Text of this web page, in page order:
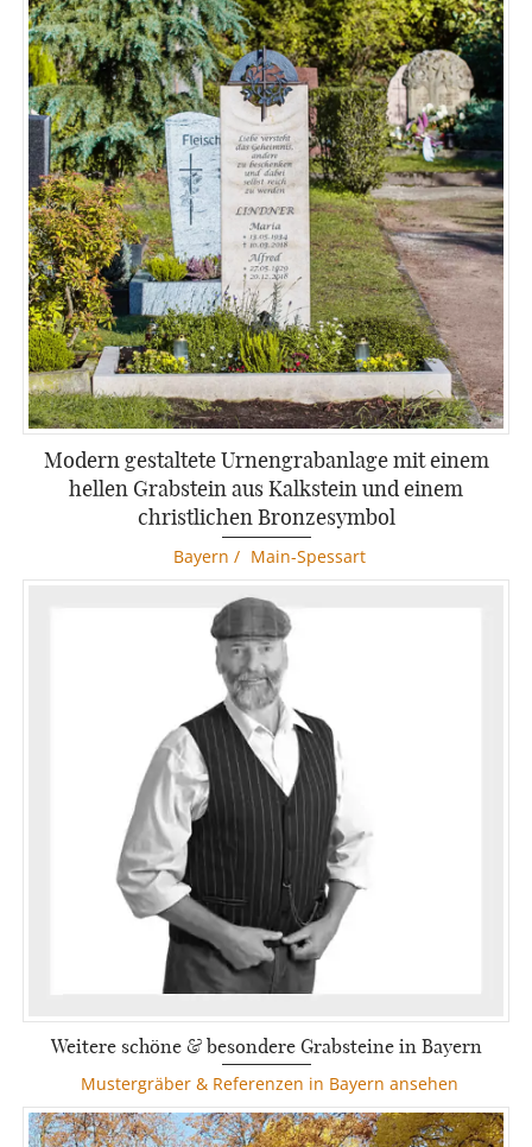
Modern gestaltete Urnengrabanlage mit einem
hellen Grabstein aus Kalkstein und einem
christlichen Bronzesymbol
Bayern / Main-Spessart
Weitere schöne & besondere Grabsteine in Bayern
Mustergräber & Referenzen in Bayern ansehen